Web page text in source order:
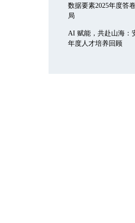
数据要素2025年度答
局
AI 赋能，共赴山海：
年度人才培养回顾